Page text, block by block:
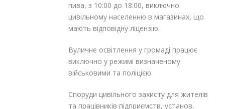
пива, з 10:00 до 18:00, виключно
цивільному населенню в магазинах, що
мають відповідну ліцензію.
Вуличне освітлення у громаді працює
виключно у режимі визначеному
військовими та поліцією.
Споруди цивільного захисту для жителів
та працівників підприємств, установ,